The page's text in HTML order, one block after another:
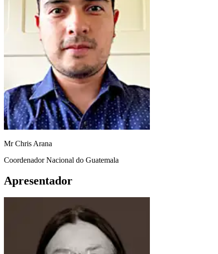
Mr Chris Arana
Coordenador Nacional do Guatemala
Apresentador